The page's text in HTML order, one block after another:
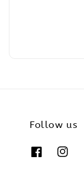
Follow us